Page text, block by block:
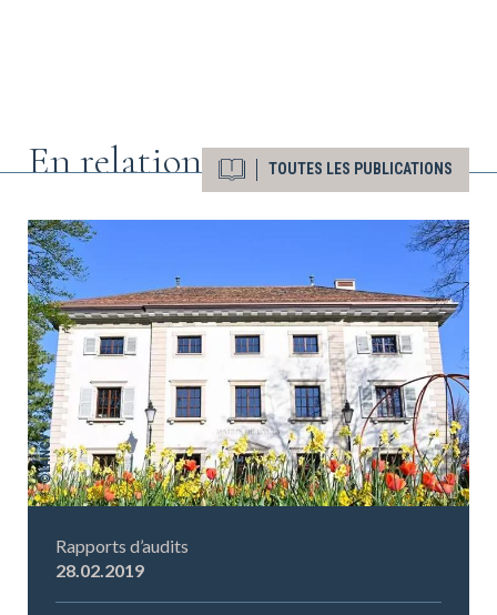
En relation TOUTES LES PUBLICATIONS
©LANCY
Rapports d’audits
28.02.2019